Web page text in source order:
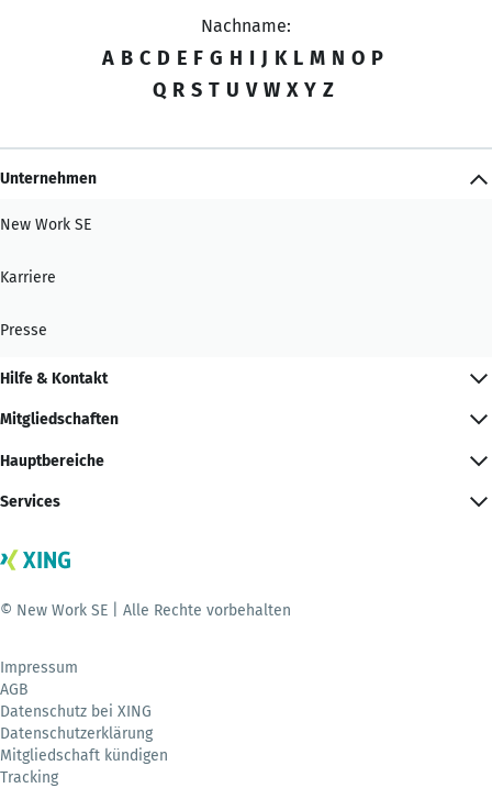
Nachname:
A B C D E F G H I J K L M N O P
Q R S T U V W X Y Z
Unternehmen
New Work SE
Karriere
Presse
Hilfe & Kontakt
Mitgliedschaften
Hauptbereiche
Services
© New Work SE | Alle Rechte vorbehalten
Impressum
AGB
Datenschutz bei XING
Datenschutzerklärung
Mitgliedschaft kündigen
Tracking